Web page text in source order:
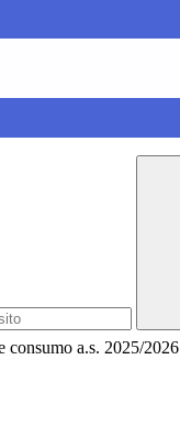
consumo a.s. 2025/2026